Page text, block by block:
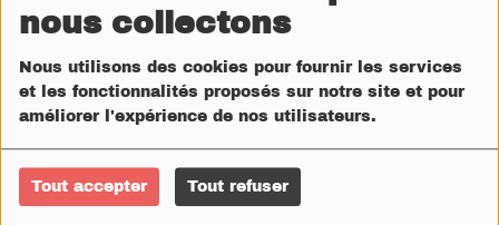
nous collectons
Nous utilisons des cookies pour fournir les services
et les fonctionnalités proposés sur notre site et pour
améliorer l'expérience de nos utilisateurs.
Tout accepter Tout refuser
BALARUC LES
2026